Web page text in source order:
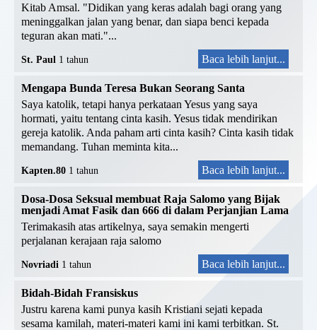
Kitab Amsal. "Didikan yang keras adalah bagi orang yang
meninggalkan jalan yang benar, dan siapa benci kepada
teguran akan mati."...
St. Paul 1 tahun Baca lebih lanjut...
Mengapa Bunda Teresa Bukan Seorang Santa
Saya katolik, tetapi hanya perkataan Yesus yang saya
hormati, yaitu tentang cinta kasih. Yesus tidak mendirikan
gereja katolik. Anda paham arti cinta kasih? Cinta kasih tidak
memandang. Tuhan meminta kita...
Kapten.80 1 tahun Baca lebih lanjut...
Dosa-Dosa Seksual membuat Raja Salomo yang Bijak
menjadi Amat Fasik dan 666 di dalam Perjanjian Lama
Terimakasih atas artikelnya, saya semakin mengerti
perjalanan kerajaan raja salomo
Novriadi 1 tahun Baca lebih lanjut...
Bidah-Bidah Fransiskus
Justru karena kami punya kasih Kristiani sejati kepada
sesama kamilah, materi-materi kami ini kami terbitkan. St.